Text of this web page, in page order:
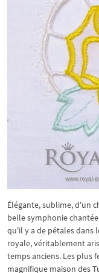
Élégante, sublime, d'un
belle symphonie
qu'il y a de pétales dans
royale, véritablement
temps anciens. Les plus
magnifique maison des